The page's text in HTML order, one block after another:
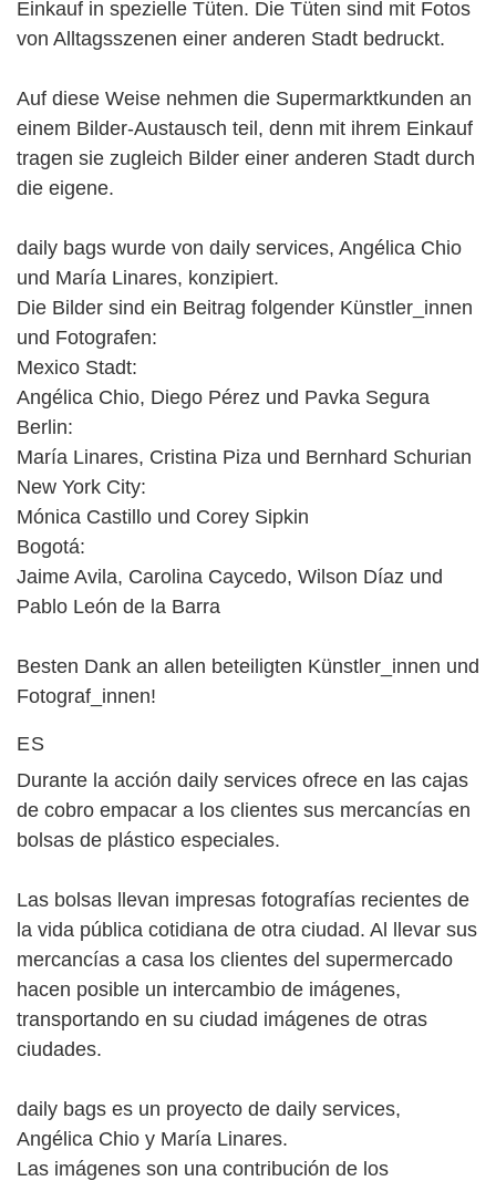
Einkauf in spezielle Tüten. Die Tüten sind mit Fotos
von Alltagsszenen einer anderen Stadt bedruckt.
Auf diese Weise nehmen die Supermarktkunden an
einem Bilder-Austausch teil, denn mit ihrem Einkauf
tragen sie zugleich Bilder einer anderen Stadt durch
die eigene.
daily bags wurde von daily services, Angélica Chio
und María Linares, konzipiert.
Die Bilder sind ein Beitrag folgender Künstler_innen
und Fotografen:
Mexico Stadt:
Angélica Chio, Diego Pérez und Pavka Segura
Berlin:
María Linares, Cristina Piza und Bernhard Schurian
New York City:
Mónica Castillo und Corey Sipkin
Bogotá:
Jaime Avila, Carolina Caycedo, Wilson Díaz und
Pablo León de la Barra
Besten Dank an allen beteiligten Künstler_innen und
Fotograf_innen!
ES
Durante la acción daily services ofrece en las cajas
de cobro empacar a los clientes sus mercancías en
bolsas de plástico especiales.
Las bolsas llevan impresas fotografías recientes de
la vida pública cotidiana de otra ciudad. Al llevar sus
mercancías a casa los clientes del supermercado
hacen posible un intercambio de imágenes,
transportando en su ciudad imágenes de otras
ciudades.
daily bags es un proyecto de daily services,
Angélica Chio y María Linares.
Las imágenes son una contribución de los